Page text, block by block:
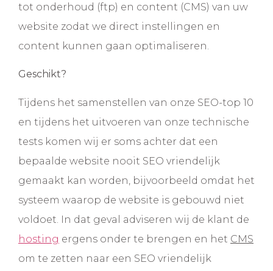
tot onderhoud (ftp) en content (CMS) van uw
website zodat we direct instellingen en
content kunnen gaan optimaliseren.
Geschikt?
Tijdens het samenstellen van onze SEO-top 10
en tijdens het uitvoeren van onze technische
tests komen wij er soms achter dat een
bepaalde website nooit SEO vriendelijk
gemaakt kan worden, bijvoorbeeld omdat het
systeem waarop de website is gebouwd niet
voldoet. In dat geval adviseren wij de klant de
hosting ergens onder te brengen en het CMS
om te zetten naar een SEO vriendelijk